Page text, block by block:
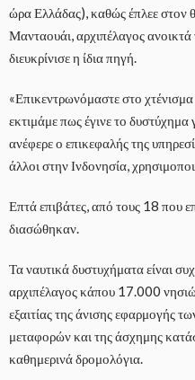
ώρα Ελλάδας), καθώς έπλεε στον
Μανταουάι, αρχιπέλαγος
διευκρίνισε η ίδια πηγή.
«Επικεντρωνόμαστε στο
εκτιμάμε πως έγινε το
ανέφερε ο επικεφαλής της
άλλοι στην Ινδονησία,
Επτά επιβάτες, από τους 18 που
διασώθηκαν.
Τα ναυτικά δυστυχήματα είναι
αρχιπέλαγος κάπου 17.000
εξαιτίας της άνισης εφαρμογής
μεταφορών και της άσχημης
καθημερινά δρομολόγια.